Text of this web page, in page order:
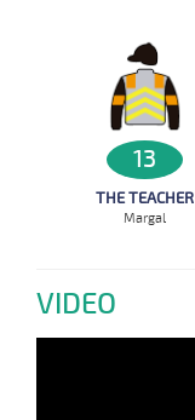
13
THE TEACHER
Margal
VIDEO